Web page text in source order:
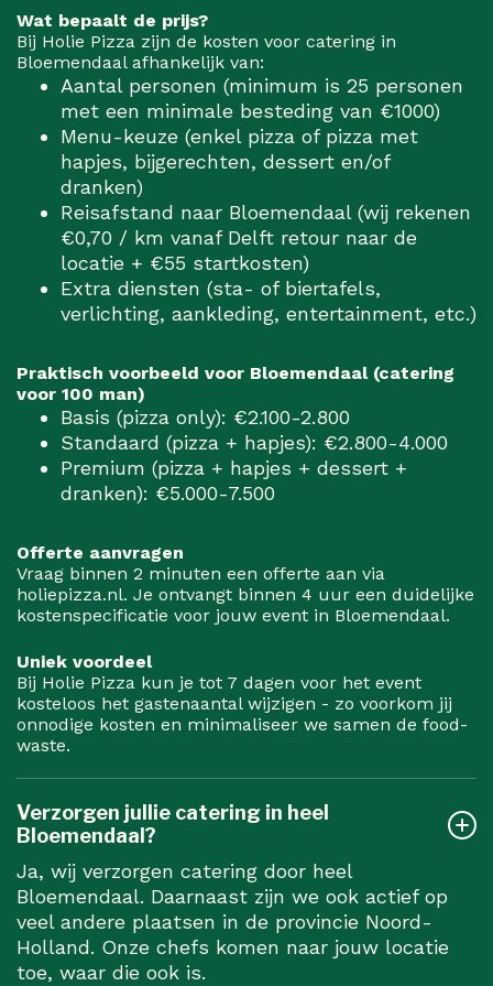
Wat bepaalt de prijs?
Bij Holie Pizza zijn de kosten voor catering in
Bloemendaal afhankelijk van:
Aantal personen (minimum is 25 personen
met een minimale besteding van €1000)
Menu-keuze (enkel pizza of pizza met
hapjes, bijgerechten, dessert en/of
dranken)
Reisafstand naar Bloemendaal (wij rekenen
€0,70 / km vanaf Delft retour naar de
locatie + €55 startkosten)
Extra diensten (sta- of biertafels,
verlichting, aankleding, entertainment, etc.)
Praktisch voorbeeld voor Bloemendaal (catering
voor 100 man)
Basis (pizza only): €2.100-2.800
Standaard (pizza + hapjes): €2.800-4.000
Premium (pizza + hapjes + dessert +
dranken): €5.000-7.500
Offerte aanvragen
Vraag binnen 2 minuten een offerte aan via
holiepizza.nl. Je ontvangt binnen 4 uur een duidelijke
kostenspecificatie voor jouw event in Bloemendaal.
Uniek voordeel
Bij Holie Pizza kun je tot 7 dagen voor het event
kosteloos het gastenaantal wijzigen - zo voorkom jij
onnodige kosten en minimaliseer we samen de food-
waste.
Verzorgen jullie catering in heel
Bloemendaal?
Ja, wij verzorgen catering door heel
Bloemendaal. Daarnaast zijn we ook actief op
veel andere plaatsen in de provincie Noord-
Holland. Onze chefs komen naar jouw locatie
toe, waar die ook is.